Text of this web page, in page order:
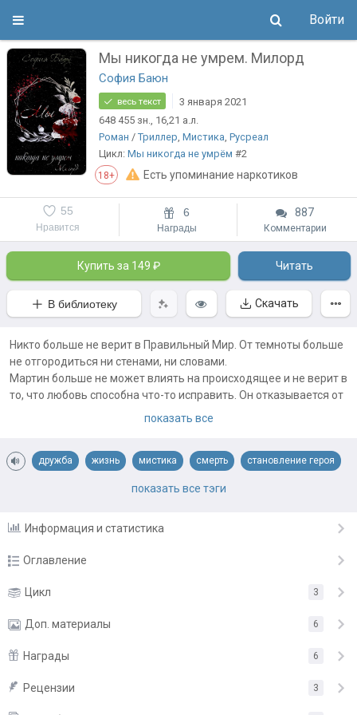
Войти
Мы никогда не умрем. Милорд
София Баюн
весь текст
3 января 2021
648 455 зн., 16,21 а.л.
Роман / Триллер, Мистика, Русреал
Цикл: Мы никогда не умрём #2
18+ Есть упоминание наркотиков
Нравится
55 6
Награды
887
Комментарии
Купить за 149 ₽ Читать
В библиотеку Скачать
Никто больше не верит в Правильный Мир. От темноты больше
не отгородиться ни стенами, ни словами.
Мартин больше не может влиять на происходящее и не верит в
то, что любовь способна что-то исправить. Он отказывается от
Может быть, его знает девушка, которую ищет Виктор. Которая
показать все
дружба жизнь мистика смерть становление героя
показать все тэги
Информация и статистика
Оглавление
Третий звонок 9.01.20
Занавес поднимается. Темнота в зале 9.01.20
Акт III. Когда наконец-то. Действие 1. Майская сирень 23.03.20
Действие 2. Милорд 28.02.20
Цикл 3
Доп. материалы 6
Иллюстрации
Награды 6
«Рекомендую!»
Рецензии 3